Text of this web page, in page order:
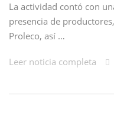
La actividad contó con
presencia de
Proleco, así …
Leer noticia completa